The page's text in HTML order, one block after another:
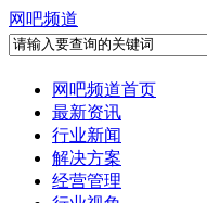
网吧频道
网吧频道首页
最新资讯
行业新闻
解决方案
经营管理